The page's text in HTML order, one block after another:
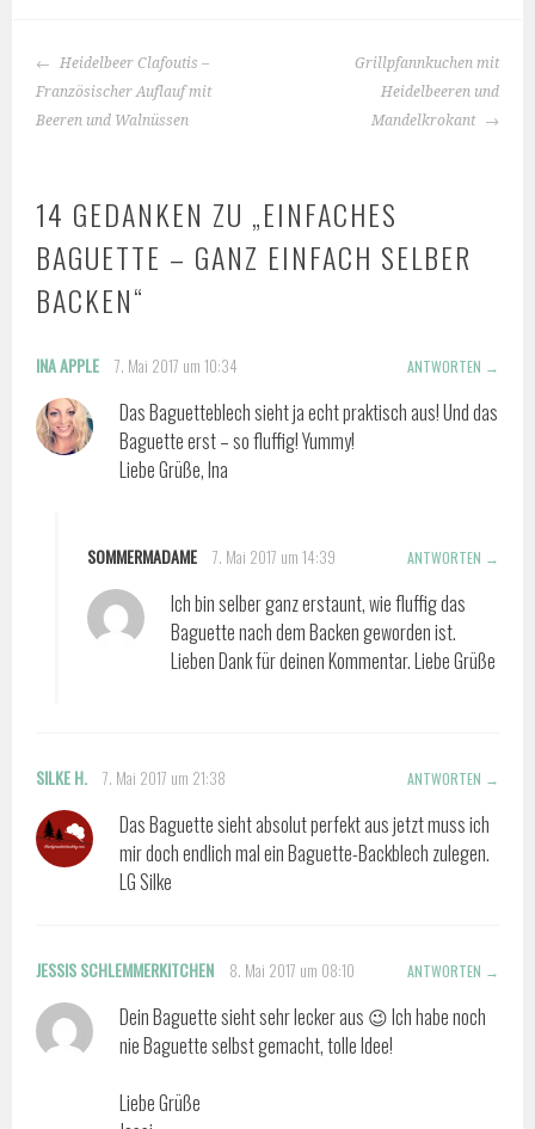
BEITRAGS-
NAVIGATION
Heidelbeer Clafoutis –
Französischer Auflauf mit
Beeren und Walnüssen
Grillpfannkuchen mit
Heidelbeeren und
Mandelkrokant
14 GEDANKEN ZU „EINFACHES
BAGUETTE – GANZ EINFACH SELBER
BACKEN“
INA APPLE 7. Mai 2017 um 10:34 ANTWORTEN
Das Baguetteblech sieht ja echt praktisch aus! Und das
Baguette erst – so fluffig! Yummy!
Liebe Grüße, Ina
SOMMERMADAME 7. Mai 2017 um 14:39 ANTWORTEN
Ich bin selber ganz erstaunt, wie fluffig das
Baguette nach dem Backen geworden ist.
Lieben Dank für deinen Kommentar. Liebe Grüße
SILKE H. 7. Mai 2017 um 21:38 ANTWORTEN
Das Baguette sieht absolut perfekt aus jetzt muss ich
mir doch endlich mal ein Baguette-Backblech zulegen.
LG Silke
JESSIS SCHLEMMERKITCHEN 8. Mai 2017 um 08:10 ANTWORTEN
Dein Baguette sieht sehr lecker aus 😉 Ich habe noch
nie Baguette selbst gemacht, tolle Idee!
Liebe Grüße